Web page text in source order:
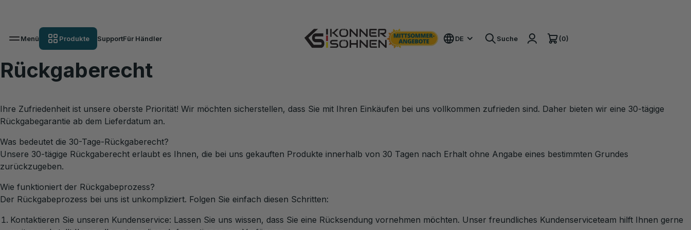
Menü Produkte SupportFür Händler DE Suche (0)
Rückgaberecht
Ihre Zufriedenheit ist unsere oberste Priorität! Wir möchten sicherstellen, dass Sie mit Ihren Einkäufen bei uns vollkommen zufrieden sind. Daher bieten wir eine 30-tägige
Rückgabegarantie ab dem Lieferdatum an.
Was bedeutet die 30-Tage-Rückgaberecht?
Unsere 30-tägige Rückgaberecht erlaubt es Ihnen, die bei uns gekauften Produkte innerhalb von 30 Tagen nach Erhalt ohne Angabe eines bestimmten Grundes
zurückzugeben.
Wie funktioniert der Rückgabeprozess?
Der Rückgabeprozess bei uns ist unkompliziert. Folgen Sie einfach diesen Schritten:
Kontaktieren Sie unseren Kundenservice: Lassen Sie uns wissen, dass Sie eine Rücksendung vornehmen möchten. Unser freundliches Kundenserviceteam hilft Ihnen gerne